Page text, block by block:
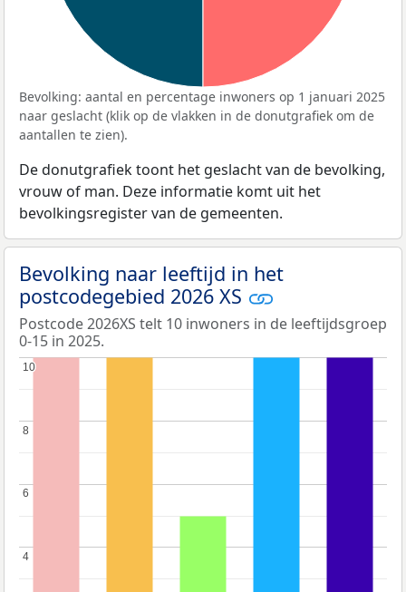
Bevolking: aantal en percentage inwoners op 1 januari 2025
naar geslacht (klik op de vlakken in de donutgrafiek om de
aantallen te zien).
De donutgrafiek toont het geslacht van de bevolking,
vrouw of man. Deze informatie komt uit het
bevolkingsregister van de gemeenten.
Bevolking naar leeftijd in het
postcodegebied 2026 XS
Postcode 2026XS telt 10 inwoners in de leeftijdsgroep
0-15 in 2025.
4
4
6
6
8
8
10
10